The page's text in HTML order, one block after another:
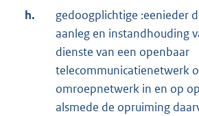
h.
gedoogplichtige :eenieder
aanleg en instandhouding
dienste van een openbaar
telecommunicatienetwerk
omroepnetwerk in en op
alsmede de opruiming